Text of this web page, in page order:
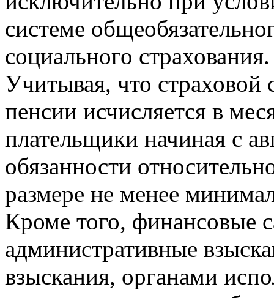
системе
социального страхования.
Учитывая, что страховой
пенсии исчисляется в
плательщики начиная с
обязанности
размере не менее
Кроме того, финансовые
административные
взыскания, органами